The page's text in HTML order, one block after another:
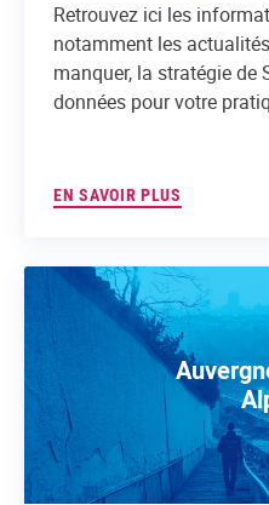
Retrouvez ici les
notamment les
manquer, la stratégie de
données pour votre
EN SAVOIR PLUS